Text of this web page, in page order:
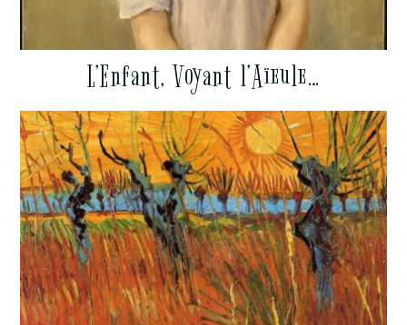
L’Enfant, Voyant l’Aïeule…